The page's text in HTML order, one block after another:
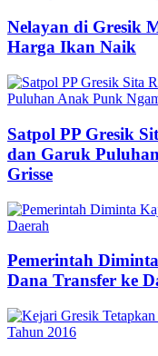
Nelayan di Gresik
Harga Ikan Naik
Satpol PP Gresik
dan Garuk
Grisse
Pemerintah
Dana Transfer ke